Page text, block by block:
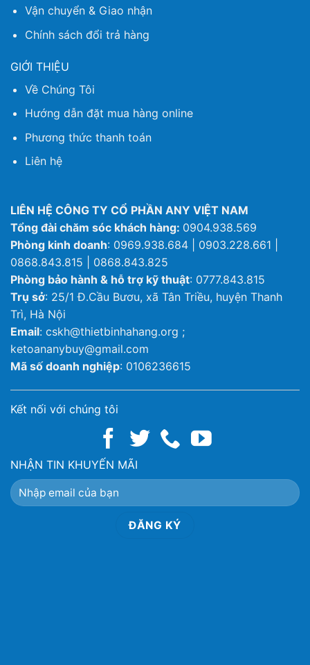
Vận chuyển & Giao nhận
Chính sách đổi trả hàng
GIỚI THIỆU
Về Chúng Tôi
Hướng dẫn đặt mua hàng online
Phương thức thanh toán
Liên hệ
LIÊN HỆ CÔNG TY CỔ PHẦN ANY VIỆT NAM
Tổng đài chăm sóc khách hàng: 0904.938.569
Phòng kinh doanh: 0969.938.684 | 0903.228.661 |
0868.843.815 | 0868.843.825
Phòng bảo hành & hỗ trợ kỹ thuật: 0777.843.815
Trụ sở: 25/1 Đ.Cầu Bươu, xã Tân Triều, huyện Thanh
Trì, Hà Nội
Email: cskh@thietbinhahang.org ;
ketoananybuy@gmail.com
Mã số doanh nghiệp: 0106236615
Kết nối với chúng tôi
NHẬN TIN KHUYẾN MÃI